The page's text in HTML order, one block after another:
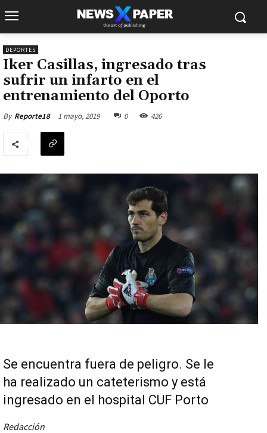
DEPORTES
Iker Casillas, ingresado tras
sufrir un infarto en el
entrenamiento del Oporto
By Reporte18 1 mayo, 2019 0 426
Se encuentra fuera de peligro. Se le
ha realizado un cateterismo y está
ingresado en el hospital CUF Porto
Redacción